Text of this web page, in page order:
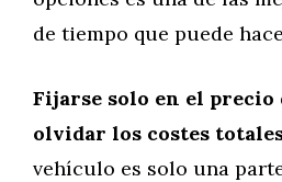
de tiempo que puede
Fijarse solo en el precio
olvidar los costes
vehículo es solo una